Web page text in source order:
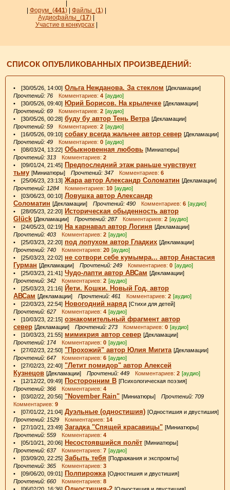
Форум_ (441)| Файлы_ (1)|
Аудиофайлы_(17)
Участие в конкурсах|
СПИСОК ОПУБЛИКОВАННЫХ ПРОИЗВЕДЕНИЙ:
• [30/05/26, 14:00] Ольга Нежданова. За стеклом [Декламации]
Прочтений: 76 Комментариев: 4 [аудио]
• [30/05/26, 09:40] Юрий Борисов. На крылечке [Декламации]
Прочтений: 69 Комментариев: 2 [аудио]
• [30/05/26, 00:28] буду бу автор Тень Ветра [Декламации]
Прочтений: 59 Комментариев: 2 [аудио]
• [16/05/26, 09:10] собаку всегда жальчее автор север [Декламации]
Прочтений: 49 Комментариев: 0 [аудио]
• [08/03/24, 13:22] Обыкновенная любовь [Миниатюры]
Прочтений: 313 Комментариев: 2
• [09/01/24, 21:45] Предпоследний этаж раньше чувствует
тьму [Миниатюры] Прочтений: 347Комментариев: 6
• [25/06/23, 23:13] Жара автор Александр Соломатин [Декламации]
Прочтений: 1284 Комментариев: 10 [аудио]
• [03/06/23, 00:10] Ловушка автор Александр
Соломатин [Декламации] Прочтений: 490 Комментариев: 6 [аудио]
• [28/05/23, 22:20] Историческая обыденность автор
Glück [Декламации] Прочтений: 287Комментариев: 2 [аудио]
• [24/05/23, 02:19] На карнавал автор Логиня [Декламации]
Прочтений: 403 Комментариев: 2 [аудио]
• [25/03/23, 22:20] под лопухом автор Гладких [Декламации]
Прочтений: 740 Комментариев: 20 [аудио]
• [25/03/23, 22:02] не сотвори себе кумымра... автор Анастасия
Гурман [Декламации] Прочтений: 249 Комментариев: 0 [аудио]
• [25/03/23, 21:41] Чудо-лапти автор АВСам [Декламации]
Прочтений: 342 Комментариев: 2 [аудио]
• [25/03/23, 21:16] Йети. Кошки. Новый Год. автор
АВСам [Декламации] Прочтений: 461 Комментариев: 2 [аудио]
• [22/03/23, 22:54] Новогодний наряд [Стихи для детей]
Прочтений: 627Комментариев: 4 [аудио]
• [10/03/23, 22:15] ознакомительный фрагмент автор
север [Декламации] Прочтений: 273 Комментариев: 0 [аудио]
• [10/03/23, 21:55] мимикрия автор север [Декламации]
Прочтений: 174 Комментариев: 0 [аудио]
• [27/02/23, 22:50] "Прохожий" автор Юлия Мигита [Декламации]
Прочтений: 647Комментариев: 6 [аудио]
• [27/02/23, 22:40] "Летит помидор" автор Алексей
Кузнецов [Декламации] Прочтений: 449 Комментариев: 2 [аудио]
• [12/12/22, 09:49] Посторонним В [Психологическая поэзия]
Прочтений: 366 Комментариев: 4
• [03/02/22, 20:56] "November Rain" [Миниатюры] Прочтений: 709
Комментариев: 9
• [07/01/22, 21:04] Дуэльные (одностишия) [Одностишия и двустишия]
Прочтений: 1529 Комментариев: 14
• [27/10/21, 23:49] Загадка "Спящей красавицы" [Миниатюры]
Прочтений: 559 Комментариев: 4
• [05/10/21, 20:06] Несостоявшийся полёт [Миниатюры]
Прочтений: 637Комментариев: 7 [аудио]
• [03/09/20, 22:25] Забыть тебя [Подражания и экспромты]
Прочтений: 365 Комментариев: 3
• [09/06/20, 09:01] Полпирожка [Одностишия и двустишия]
Прочтений: 660 Комментариев: 8